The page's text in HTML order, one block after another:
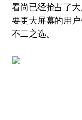
看尚已经抢占了
要更大屏幕的用
不二之选。